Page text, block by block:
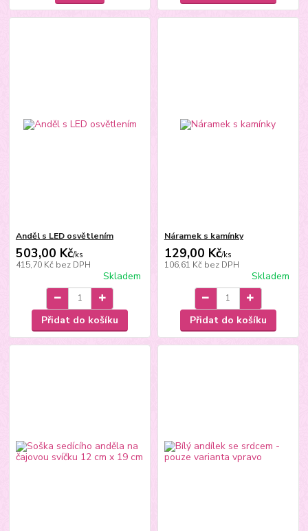
Anděl s LED osvětlením
503,00 Kč/ks
415,70 Kč bez DPH
Skladem
Přidat do košíku
Náramek s kamínky
129,00 Kč/ks
106,61 Kč bez DPH
Skladem
Přidat do košíku